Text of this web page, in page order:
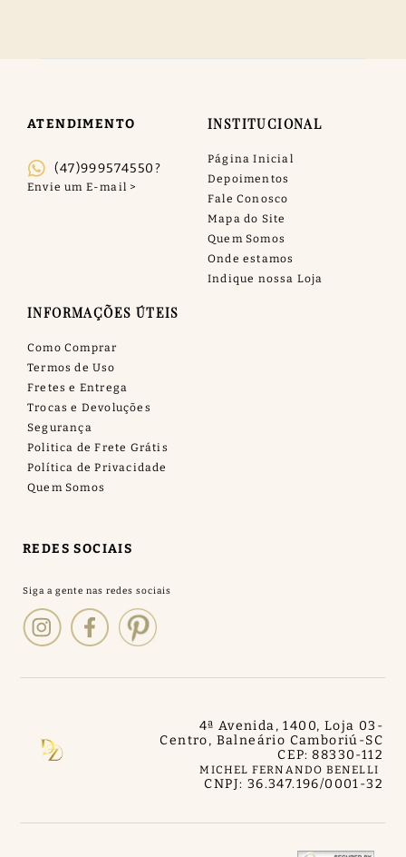
ATENDIMENTO
(47)999574550?
INSTITUCIONAL
Página Inicial
Depoimentos
Fale Conosco
Mapa do Site
Quem Somos
Onde estamos
Indique nossa Loja
INFORMAÇÕES ÚTEIS
Como Comprar
Termos de Uso
Fretes e Entrega
Trocas e Devoluções
Segurança
Politica de Frete Grátis
Política de Privacidade
Quem Somos
REDES SOCIAIS
MICHEL FERNANDO BENELLI
4ª Avenida, 1400, Loja 03 -
Centro, Balneário Camboriú-SC
CEP: 88330-112
CNPJ: 36.347.196/0001-32